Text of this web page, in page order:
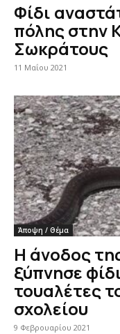
Φίδι
πόλης στην
Σωκράτους
11 Μαΐου 2021
Άποψη / Θέμα
Η άνοδος
ξύπνησε
τουαλέτες
σχολείου
9 Φεβρουαρίου 2021